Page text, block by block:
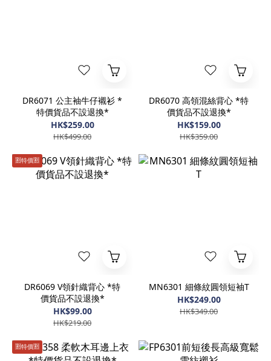
DR6071 公主袖牛仔襯衫 *
特價貨品不設退換*
HK$259.00
HK$499.00
DR6070 高領混絲背心 *特
價貨品不設退換*
HK$159.00
HK$359.00
🈹️特價🈹️
DR6069 V領針織背心 *特
價貨品不設退換*
HK$99.00
HK$219.00
MN6301 細條紋圓領短袖T
HK$249.00
HK$349.00
🈹️特價🈹️